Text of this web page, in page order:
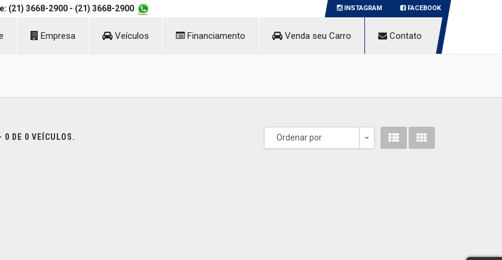
(21) 3668-2900 - (21) 3668-2900 INSTAGRAM FACEBOOK
Empresa Veículos Financiamento Venda seu Carro Contato
0 DE 0 VEÍCULOS. Ordenar por
Toggle Dropdown